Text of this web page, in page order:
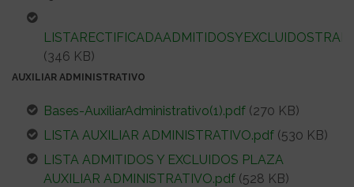
(346 KB)
AUXILIAR ADMINISTRATIVO
Bases-AuxiliarAdministrativo(1).pdf (270 KB)
LISTA AUXILIAR ADMINISTRATIVO.pdf (530 KB)
LISTA ADMITIDOS Y EXCLUIDOS PLAZA
AUXILIAR ADMINISTRATIVO.pdf (528 KB)